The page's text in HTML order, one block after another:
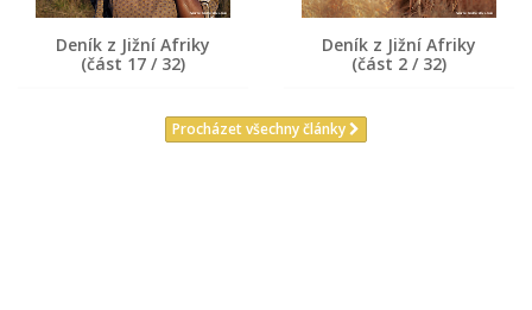
Deník z Jižní Afriky
(část 17 / 32)
Deník z Jižní Afriky
(část 2 / 32)
Procházet všechny články